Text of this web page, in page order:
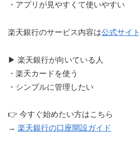
・アプリが見やすくて使いやすい
楽天銀行のサービス内容は公式サイト
▶ 楽天銀行が向いている人
・楽天カードを使う
・シンプルに管理したい
👉 今すぐ始めたい方はこちら
→ 楽天銀行の口座開設ガイド